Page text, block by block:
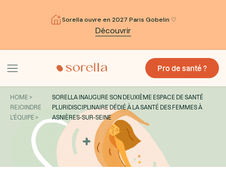
Sorella ouvre en 2027 Paris Gobelin ♡
Découvrir
Pro de santé ?
HOME >
REJOINDRE
L'ÉQUIPE >
SORELLA INAUGURE SON DEUXIÈME ESPACE DE SANTÉ
PLURIDISCIPLINAIRE DÉDIÉ À LA SANTÉ DES FEMMES À
ASNIÈRES­-SUR­-SEINE